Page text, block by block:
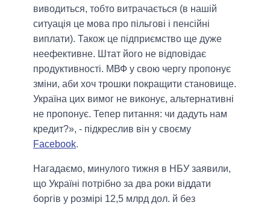
виводиться, тобто витрачається (в нашій
ситуація це мова про пільгові і пенсійні
виплати). Також це підприємство ще дуже
неефективне. Штат його не відповідає
продуктивності. МВФ у свою чергу пропонує
зміни, аби хоч трошки покращити становище.
Україна цих вимог не виконує, альтернативні
не пропонує. Тепер питання: чи дадуть нам
кредит?», - підкреслив він у своєму
Facebook.
Нагадаємо, минулого тижня в НБУ заявили,
що Україні потрібно за два роки віддати
боргів у розмірі 12,5 млрд дол. й без